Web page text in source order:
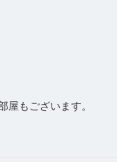
もございます。​